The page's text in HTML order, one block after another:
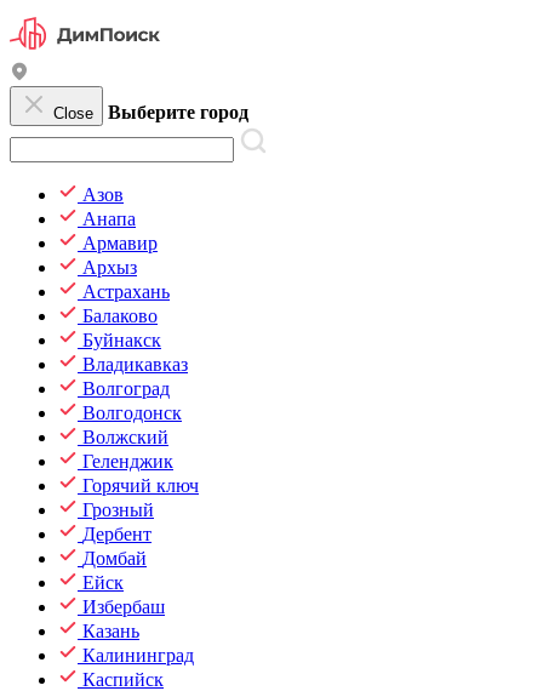
Close Выберите город
Азов
Анапа
Армавир
Архыз
Астрахань
Балаково
Буйнакск
Владикавказ
Волгоград
Волгодонск
Волжский
Геленджик
Горячий ключ
Грозный
Дербент
Домбай
Ейск
Избербаш
Казань
Калининград
Каспийск